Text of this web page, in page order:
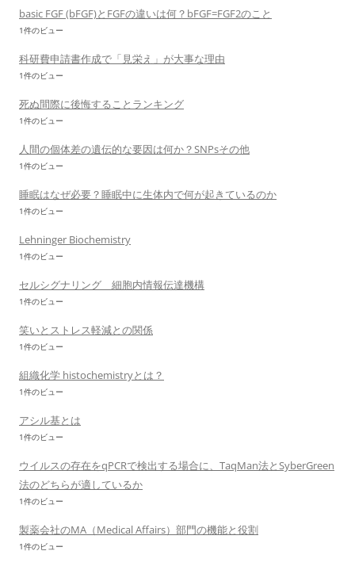
basic FGF (bFGF)とFGFの違いは何？bFGF=FGF2のこと
1件のビュー
科研費申請書作成で「見栄え」が大事な理由
1件のビュー
死ぬ間際に後悔することランキング
1件のビュー
人間の個体差の遺伝的な要因は何か？SNPsその他
1件のビュー
睡眠はなぜ必要？睡眠中に生体内で何が起きているのか
1件のビュー
Lehninger Biochemistry
1件のビュー
セルシグナリング 細胞内情報伝達機構
1件のビュー
笑いとストレス軽減との関係
1件のビュー
組織化学 histochemistryとは？
1件のビュー
アシル基とは
1件のビュー
ウイルスの存在をqPCRで検出する場合に、TaqMan法とSyberGreen
法のどちらが適しているか
1件のビュー
製薬会社のMA（Medical Affairs）部門の機能と役割
1件のビュー